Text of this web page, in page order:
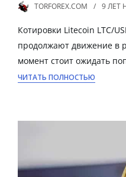
TORFOREX.COM 9 ЛЕТ
Котировки Litecoin LTC/
продолжают движение в
момент стоит ожидать
ЧИТАТЬ ПОЛНОСТЬЮ